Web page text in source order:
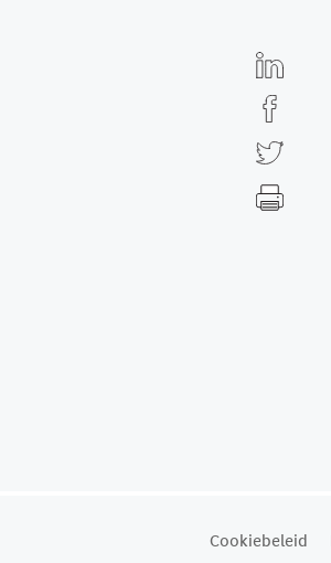
Cookiebeleid